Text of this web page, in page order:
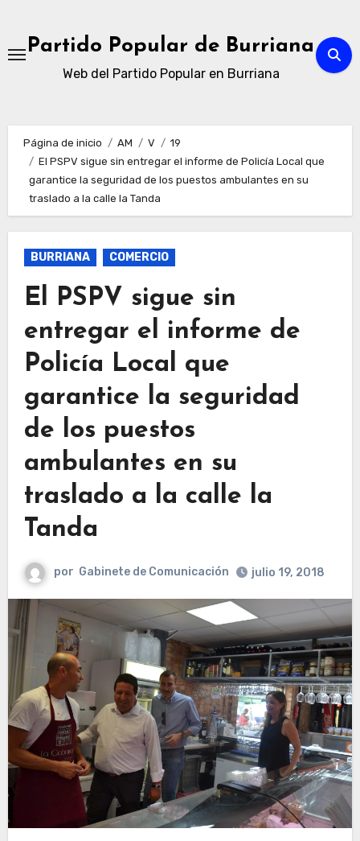
contenidoPartido Popular de Burriana
Web del Partido Popular en Burriana
Página de inicio AM V
19
El PSPV sigue sin entregar el informe de Policía Local que
garantice la seguridad de los puestos ambulantes en su
traslado a la calle la Tanda
BURRIANA COMERCIO
El PSPV sigue sin
entregar el informe de
Policía Local que
garantice la seguridad
de los puestos
ambulantes en su
traslado a la calle la
Tanda
por Gabinete de Comunicación julio 19, 2018